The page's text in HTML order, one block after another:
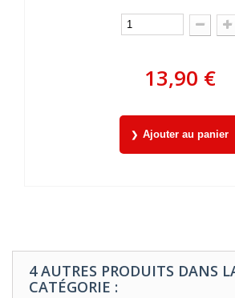
13,90 €
Ajouter au panier
4 AUTRES PRODUITS DANS
CATÉGORIE :